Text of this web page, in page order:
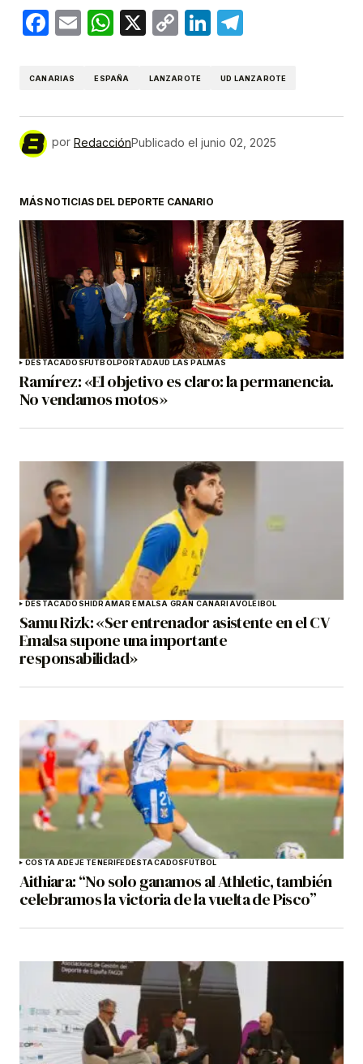
Facebook
EmailWhatsApp
X
CopyLinkedIn
CANARIAS ESPAÑA LANZAROTE UD LANZAROTE
por RedacciónPublicado el junio 02, 2025
MÁS NOTICIAS DEL DEPORTE CANARIO
DESTACADOSFÚTBOLPORTADAUD LAS PALMAS
Ramírez: «El objetivo es claro: la permanencia.
No vendamos motos»
DESTACADOSHIDRAMAR EMALSA GRAN CANARIAVOLEIBOL
Samu Rizk: «Ser entrenador asistente en el CV
Emalsa supone una importante
responsabilidad»
COSTA ADEJE TENERIFEDESTACADOSFÚTBOL
Aithiara: “No solo ganamos al Athletic, también
celebramos la victoria de la vuelta de Pisco”